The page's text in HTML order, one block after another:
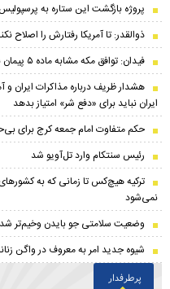
پروژه بازگشت این ستاره به
ذوالقدر: تا آمریکا رفتارش را اصلاح
فیدان: توافق مکه مشابه ماده ۵ پیمان ناتو است
هشدار ظریف درباره مذاکرات ایران
ایران نباید برای «دفع شر» امتیاز بدهد
حکم متفاوت امام جمعه کرج برای
رئیس سنتکام وارد تل‌آویو شد
ترکیه هیچ‌کس تا زمانی که به
نمی‌شود
وضعیت سلامتی جو بایدن وخیم‌تر شد
شیوه جدید امر به معروف در واگن
پرطرفدار